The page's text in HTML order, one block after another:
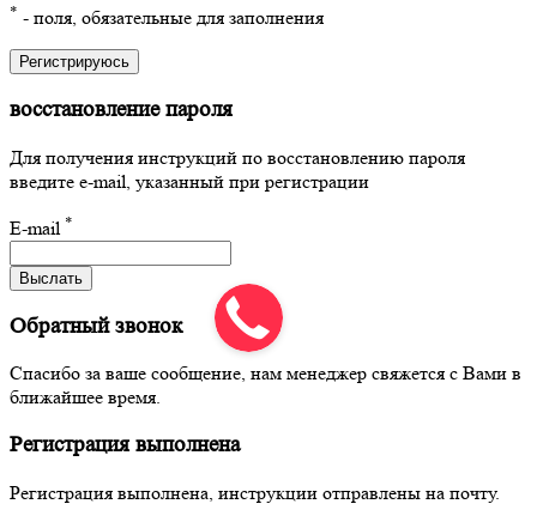
* - поля, обязательные для заполнения
Регистрируюсь
восстановление пароля
Для получения инструкций по восстановлению пароля
введите e-mail, указанный при регистрации
E-mail *
Выслать
Обратный звонок
Спасибо за ваше сообщение, нам менеджер свяжется с Вами в
ближайшее время.
Регистрация выполнена
Регистрация выполнена, инструкции отправлены на почту.